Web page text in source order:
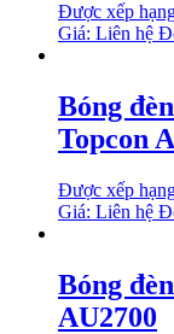
Được xếp
Giá: Liên hệ
Bóng
Topcon
Được xếp
Giá: Liên hệ
Bóng
AU2700